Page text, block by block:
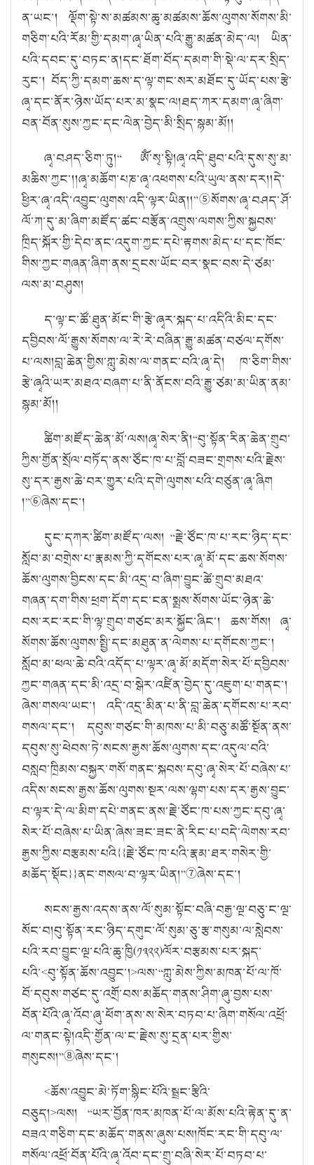
ན་ཡང་། ལྡོག་སྟེ་ས་མཚམས་ཆུ་མཚམས་ཆོས་ལུགས་སོགས་མི་
གཅིག་པའི་རོམ་གྱི་དམག་ཞྭ་ཡིན་པའི་རྒྱུ་མཚན་མེད་ལ། ཡིན་
པའི་དབང་དུ་བཏང་ན།དང་ཐོག་བོད་དམག་གི་སྡེ་ལ་དར་སྲིད་
རུང་། བོད་ཀྱི་དམག་ཆས་ད་ལྟ་གང་སར་མཐོང་དུ་ཡོད་པས་རྩེ་
ཞྭ་དང་ནོར་ཉེས་ཡོད་པར་མ་སྣང་ལ།ཐད་ཀར་དམག་ཞྭ་ཞིག་
བན་བོན་སུས་ཀྱང་དང་ལེན་བྱེད་མི་སྲིད་སྙམ་མོ།།
ཞྭ་བཤད་ཅིག་ཏུ།“ ཨོཾ་སྭ་སྟི།ཞྭ་འདི་ཐུབ་པའི་དུས་སུ་མ་
མཆིས་ཀྱང་།།ཞྭ་མཆོག་པཎ་ཞྭ་འཕགས་པའི་ཡུལ་ནས་དར།།དེ་
ཕྱིར་ཞྭ་འདི་འབྱུང་ལུགས་འདི་ལྟར་ཡིན།།”⑤སོགས་ཞྭ་བཤད་ཤོ་
ལོ་ཀ་དུ་མ་ཞིག་མཛོད་ཚང་བརྩོན་འགྲུས་ལགས་ཀྱིས་སྐྱབས་
ཁྲིད་སྐོར་གྱི་དེབ་ནང་འདུག་ཀྱང་དཔེ་རྟགས་མེད་པ་དང་ཁོང་
གིས་ཀྱང་གཞན་ཞིག་ནས་དྲངས་ཡོང་བར་སྣང་བས་དེ་ཙམ་
ལས་མ་བཤུས།
ད་ལྟ་ང་ཚོ་ཐུན་མོང་གི་རྩེ་ཞྭར་སྐད་པ་འདིའི་མིང་དང་
དབྱིབས་ལོ་རྒྱུས་སོགས་ལ་རེ་རེ་བཞིན་རྒྱུ་མཚན་བཙལ་དགོས་
པ་ལས།བླ་ཆེན་གྱིས་ཀླུ་མེས་ལ་གནང་བའི་ཞྭ་དེ། ཁ་ཅིག་གིས་
རྩེ་ཞྭའི་ཡར་མཐའ་བཞག་པ་ནི་ནོངས་བའི་རྒྱུ་ཙམ་མ་ཡིན་ནམ་
སྙམ་མོ།།
ཚིག་མཛོད་ཆེན་མོ་ལས།ཞྭ་སེར་ནི།“བུ་སྟོན་རིན་ཆེན་གྲུབ་
ཀྱིས་གྱོན་སྲོལ་བཏོད་ནས་ཙོང་ཁ་པ་བློ་བཟང་གྲགས་པའི་རྗེས་
སུ་དར་རྒྱས་ཆེ་བར་གྱུར་པའི་དགེ་ལུགས་པའི་བཙུན་ཞྭ་ཞིག
།”⑥ཞེས་དང་།
དུང་དཀར་ཚིག་མཛོད་ལས། “རྗེ་ཙོང་ཁ་པ་རང་ཉིད་དང་
སློབ་མ་བགྲེས་པ་རྣམས་ཀྱི་དགོངས་པར་ཞྭ་མོ་དང་ཆས་སོགས་
ཆོས་ལུགས་བྱིངས་དང་མི་འདྲ་བ་ཞིག་བྱུང་ཚེ་གྲུབ་མཐའ་
གཞན་དག་གིས་ཕྲག་དོག་དང་ངན་སྨྲས་སོགས་ཡོང་ཉེན་ཆེ་
བས་རང་རང་གི་ལྟ་གྲུབ་གཙང་མར་སྐྱོང་ཞིང་། ཆས་གོས། ཞྭ་
སོགས་ཆོས་ལུགས་སྤྱི་དང་མཐུན་ན་ལེགས་པ་དགོངས་ཀྱང་།
སློབ་མ་ཕལ་ཆེ་བའི་འདོད་པ་ལྟར་ཞྭ་མོ་མདོག་སེར་པོ་དབྱིབས་
ཀྱང་གཞན་དང་མི་འདྲ་བ་སྒེར་འཛིན་བྱེད་དུ་འཇུག་པ་གནང་།
ཞེས་གསལ་ཡང་། འདི་འདྲ་མིན་པ་ནི་བླ་ཆེན་དགོངས་པ་རབ་
གསལ་དང་། དབུས་གཙང་གི་མཁས་པ་མི་བཅུ་མཚོ་སྔོན་ནས་
དབུས་སུ་ཕེབས་ཏེ་སངས་རྒྱས་ཆོས་ལུགས་དང་འདུལ་བའི་
བསླབ་ཁྲིམས་བསྐྱར་གསོ་གནང་སྐབས་དབུ་ཞྭ་སེར་པོ་བཞེས་པ་
འདིས་སངས་རྒྱས་ཆོས་ལུགས་སྔར་ལས་ལྷག་པས་དར་རྒྱས་བྱུང་
བ་ལྟར་དེ་ལ་མིག་དཔེ་གནང་ནས་རྗེ་ཙོང་ཁ་པས་ཀྱང་དབུ་ཞྭ་
སེར་པོ་བཞེས་པ་ཡིན་ཞེས་ཟང་ཟང་ནེ་རིང་པ་བདེ་ལེགས་རབ་
རྒྱས་ཀྱིས་བརྩམས་པའི{{རྗེ་ཙོང་ཁ་པའི་རྣམ་ཐར་གསེར་གྱི་
མཆོད་སྡོང}}ནང་གསལ་བ་ལྟར་ཡིན།”⑦ཞེས་དང་།
སངས་རྒྱས་འདས་ནས་ལོ་སུམ་སྟོང་བཞི་བརྒྱ་ལྔ་བཅུ་ང་ལྔ་
སོང་བ།བུ་སྟོན་རང་ཉིད་དགུང་ལོ་སུམ་ཅུ་རྩ་གསུམ་ལ་སླེབས་
པའི་རབ་བྱུང་ལྔ་པའི་ཆུ་ཁྱི(༡༣༢༢)ལོར་བརྩམས་པར་སྐད་
པའི་<བུ་སྟོན་ཆོས་འབྱུང་།>ལས་“ཀླུ་མེས་ཀྱིས་མཁན་པོ་ལ་ཁོ་
བོ་དབུས་གཙང་དུ་འགྲོ་བས་མཆོད་གནས་ཤིག་ཞུ་བྱས་པས་
བོན་པོའི་ཞྭ་འོབ་ཞུ་ཕོག་ནས་ས་སེར་བཏབ་པ་ཞིག་གསོལ་འཕྲོ་
ལ་གནང་སྟེ།འདི་གྱོན་ལ་ང་རྗེས་སུ་དྲན་པར་གྱིས་
གསུངས།”⑧ཞེས་དང་།
<ཆོས་འབྱུང་མེ་ཏོག་སྙིང་པོའི་སྦྲང་རྩིའི་
བཅུད།>ལས། “ཡར་བྱོན་ཁར་མཁན་པོ་ལ་མོས་པའི་རྟེན་དུ་ན་
བཟའ་གཅིག་དང་མཆོད་གནས་ཞུས་པས།ཁོང་རང་གི་དབུ་ལ་
གསོལ་འཕྲོ་བོན་པོའི་ཞྭ་འོབ་དང་གྲུ་བཞི་སེར་པོ་བཏབ་པ་